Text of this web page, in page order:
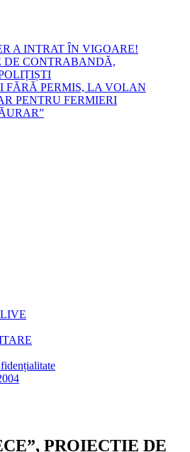
A INTRAT ÎN VIGOARE!
DE CONTRABANDĂ,
FĂRĂ PERMIS, LA VOLAN
PENTRU FERMIERI
PROIECȚIE DE